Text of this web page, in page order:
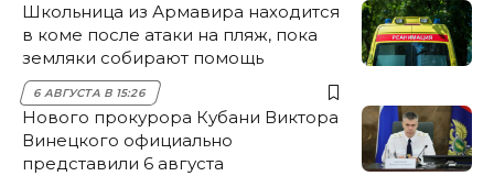
Школьница из Армавира находится
в коме после атаки на пляж, пока
земляки собирают помощь
6 АВГУСТА В 15:26
Нового прокурора Кубани Виктора
Винецкого официально
представили 6 августа